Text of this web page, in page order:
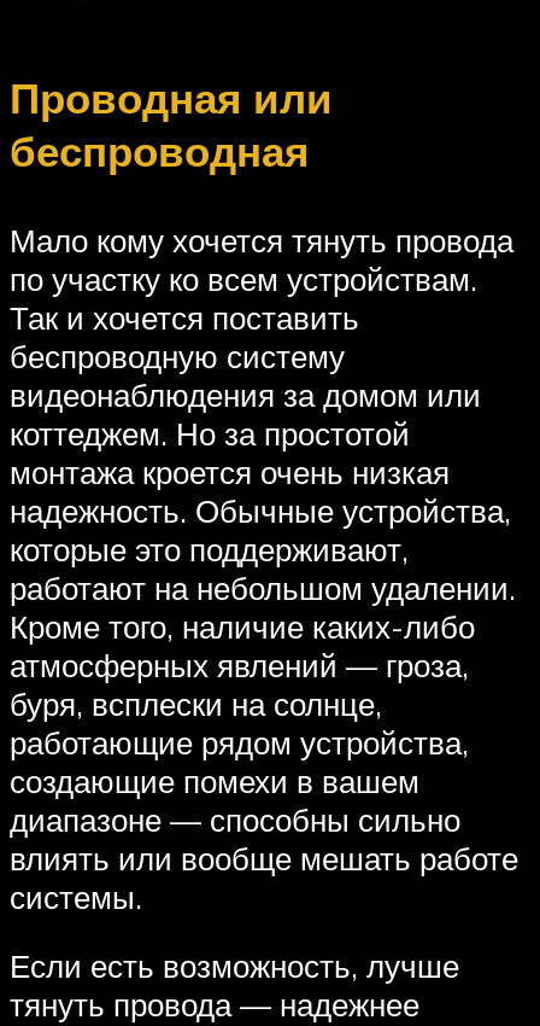
Проводная или
беспроводная
Мало кому хочется тянуть провода
по участку ко всем устройствам.
Так и хочется поставить
беспроводную систему
видеонаблюдения за домом или
коттеджем. Но за простотой
монтажа кроется очень низкая
надежность. Обычные устройства,
которые это поддерживают,
работают на небольшом удалении.
Кроме того, наличие каких-либо
атмосферных явлений — гроза,
буря, всплески на солнце,
работающие рядом устройства,
создающие помехи в вашем
диапазоне — способны сильно
влиять или вообще мешать работе
системы.
Если есть возможность, лучше
тянуть провода — надежнее